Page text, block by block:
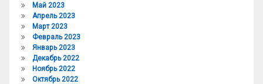
Май 2023
Апрель 2023
Март 2023
Февраль 2023
Январь 2023
Декабрь 2022
Ноябрь 2022
Октябрь 2022